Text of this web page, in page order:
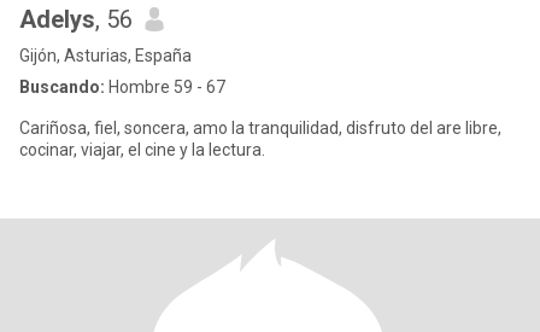
Adelys, 56
Gijón, Asturias, España
Buscando: Hombre 59 - 67
Cariñosa, fiel, soncera, amo la tranquilidad, disfruto del are libre,
cocinar, viajar, el cine y la lectura.